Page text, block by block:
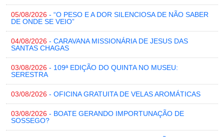
05/08/2026 - “O PESO E A DOR SILENCIOSA DE NÃO SABER
DE ONDE SE VEIO”
04/08/2026 - CARAVANA MISSIONÁRIA DE JESUS DAS
SANTAS CHAGAS
03/08/2026 - 109ª EDIÇÃO DO QUINTA NO MUSEU:
SERESTRA
03/08/2026 - OFICINA GRATUITA DE VELAS AROMÁTICAS
03/08/2026 - BOATE GERANDO IMPORTUNAÇÃO DE
SOSSEGO?